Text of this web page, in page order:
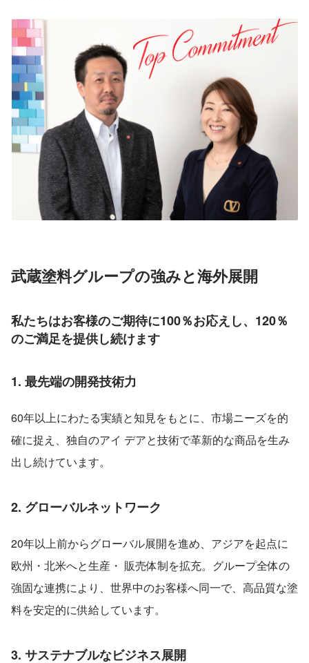
武蔵塗料グループの強みと海外展開
私たちはお客様のご期待に100％お応えし、120％
のご満足を提供し続けます
1. 最先端の開発技術力
60年以上にわたる実績と知見をもとに、市場ニーズを的
確に捉え、独自のアイ デアと技術で革新的な商品を生み
出し続けています。
2. グローバルネットワーク
20年以上前からグローバル展開を進め、アジアを起点に
欧州・北米へと生産・ 販売体制を拡充。グループ全体の
強固な連携により、世界中のお客様へ同一で、高品質な塗
料を安定的に供給しています。
3. サステナブルなビジネス展開